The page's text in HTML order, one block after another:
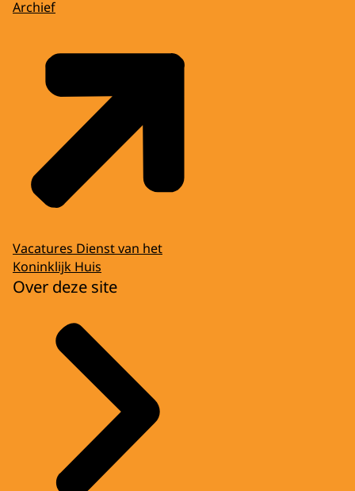
Archief
Vacatures Dienst van het
Koninklijk Huis
Over deze site